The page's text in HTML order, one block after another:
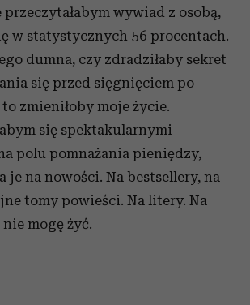
lub uzyskanymi podczas
wywiad z osobą,
w statystycznych 56 procentach.
dumna, czy zdradziłaby sekret
się przed sięgnięciem po
to zmieniłoby moje życie.
się spektakularnymi
polu pomnażania pieniędzy,
je na nowości. Na bestsellery, na
tomy powieści. Na litery. Na
nie mogę żyć.